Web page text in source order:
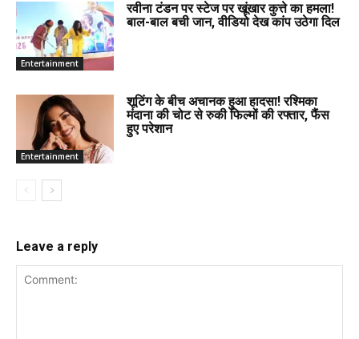
Entertainment
रवीना टंडन पर स्टेज पर खूंखार कुत्ते का हमला!
बाल-बाल बची जान, वीडियो देख कांप उठेगा दिल
Entertainment
शूटिंग के बीच अचानक हुआ हादसा! रश्मिका
मंदाना की चोट से रुकी फिल्मों की रफ्तार, फैंस
हुए परेशान
Leave a reply